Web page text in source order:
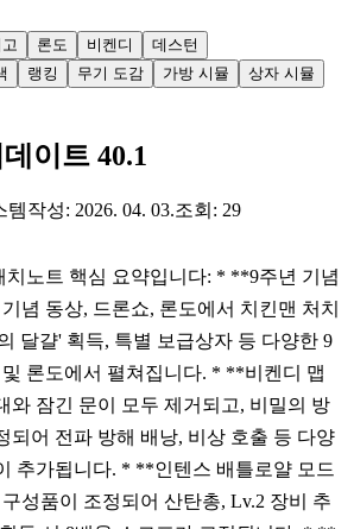
론도 비켄디
데스턴
랭킹 무기 도감 가방 시뮬 상자 시뮬
이트 40.1
템작성: 2026. 04. 03.조회: 29
치노트 핵심 요약입니다: * **9주년 기념
념 동상, 드론쇼, 론도에서 치킨맨 처치
달걀' 획득, 특별 보급상자 등 다양한 9
론도에서 펼쳐집니다. * **비켄디 맵
와 잠긴 문이 모두 제거되고, 비밀의 방
되어 전파 방해 배낭, 비상 호출 등 다양
추가됩니다. * **인텐스 배틀로얄 모드
성품이 조정되어 산탄총, Lv.2 장비 추